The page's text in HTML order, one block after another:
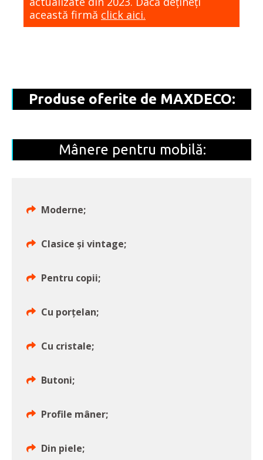
această firmă click aici.
Produse oferite de MAXDECO:
Mânere pentru mobilă:
Moderne;
Clasice și vintage;
Pentru copii;
Cu porțelan;
Cu cristale;
Butoni;
Profile mâner;
Din piele;